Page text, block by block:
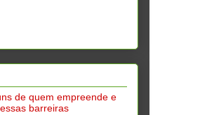
de quem empreende e
barreiras